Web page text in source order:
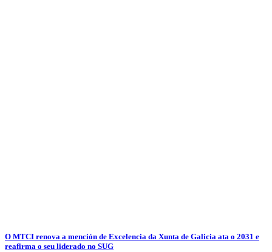
O MTCI renova a mención de Excelencia da Xunta de Galicia ata o 2031 e
reafirma o seu liderado no SUG